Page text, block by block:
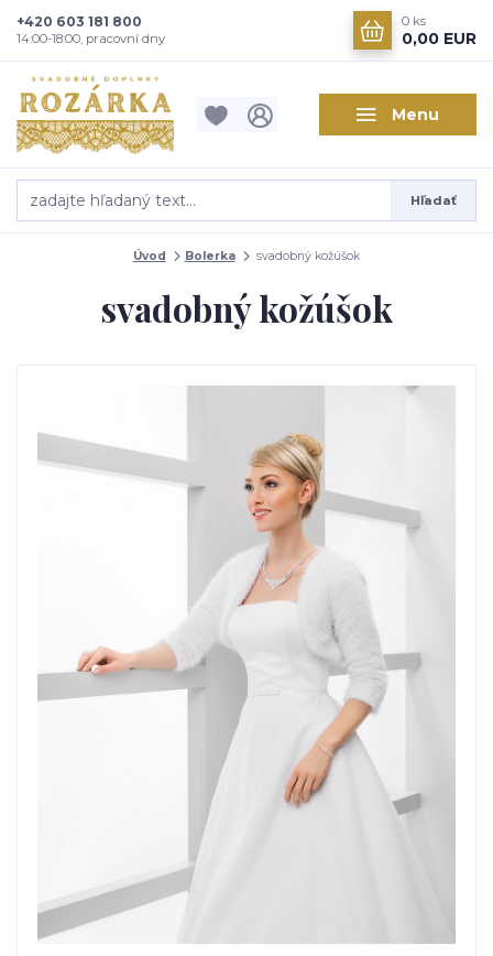
Menu
Hľadať
+420 603 181 800
14:00-18:00, pracovní dny
0 ks
0,00 EUR
Úvod Bolerka svadobný kožúšok
svadobný kožúšok